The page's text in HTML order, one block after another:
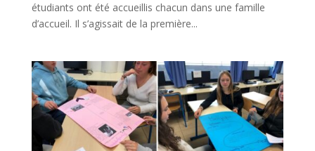
étudiants ont été accueillis chacun dans une famille
d’accueil. Il s’agissait de la première...